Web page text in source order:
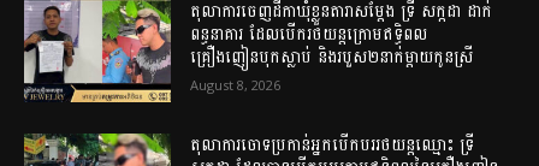
តុលាការចេញដីកាឃុំខ្លួនតារាសម្តែង ទ្រី សក្កដា ដាក់
ពន្ធនាគារ ដែលបើករថយន្តក្រោមឥទ្ធិពល
គ្រឿងញៀនបុកស្លាប់ និងរបួស២នាក់ម្តាយកូនស្រី
August 8, 2026
តុលាការចោទប្រកាន់អ្នកបើកបររថយន្តឈ្មោះ ទ្រី